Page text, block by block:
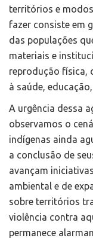
territórios e
fazer consiste em
das populações
materiais e
reprodução física,
à saúde,
A urgência dessa
observamos o
indígenas ainda
a conclusão de
avançam
ambiental e de
sobre territórios
violência contra
permanece